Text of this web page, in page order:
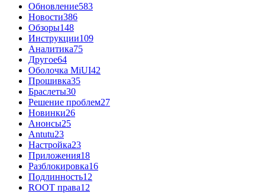
Обновление583
Новости386
Обзоры148
Инструкции109
Аналитика75
Другое64
Оболочка MiUI42
Прошивка35
Браслеты30
Решение проблем27
Новинки26
Анонсы25
Antutu23
Настройка23
Приложения18
Разблокировка16
Подлинность12
ROOT права12